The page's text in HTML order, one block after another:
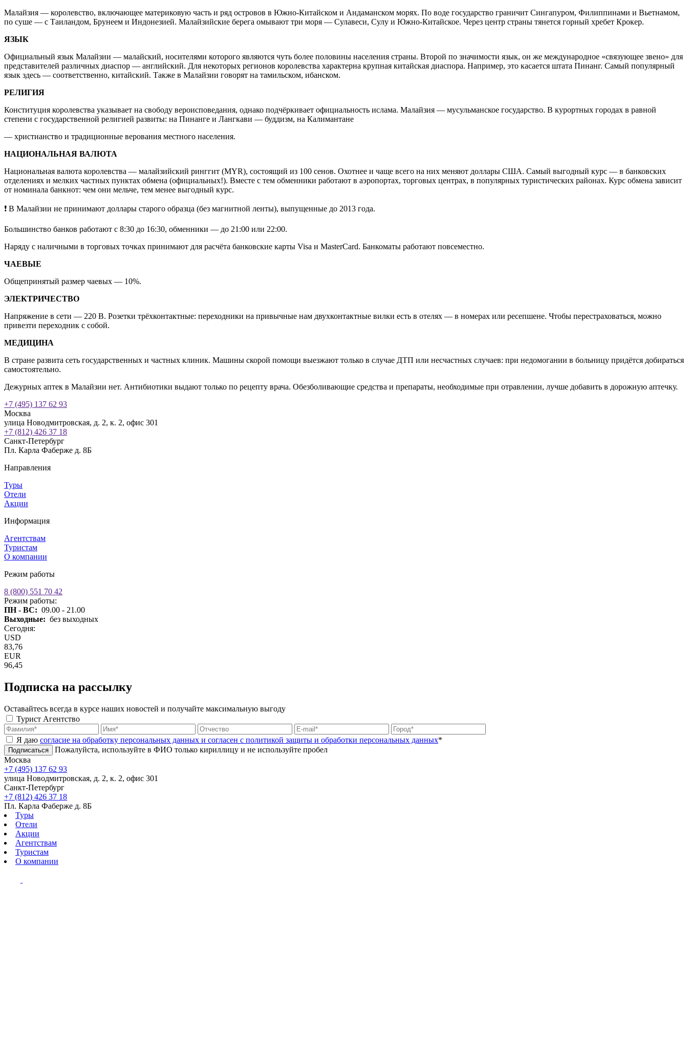
Малайзия — королевство, включающее материковую часть и ряд островов в Южно-Китайском и Андаманском морях. По воде государство граничит Сингапуром, Филиппинами и Вьетнамом,
по суше — с Таиландом, Брунеем и Индонезией. Малайзийские берега омывают три моря — Сулавеси, Сулу и Южно-Китайское. Через центр страны тянется горный хребет Крокер.
ЯЗЫК
Официальный язык Малайзии — малайский, носителями которого являются чуть более половины населения страны. Второй по значимости язык, он же международное «связующее звено» для
представителей различных диаспор — английский. Для некоторых регионов королевства характерна крупная китайская диаспора. Например, это касается штата Пинанг. Самый популярный
язык здесь — соответственно, китайский. Также в Малайзии говорят на тамильском, ибанском.
РЕЛИГИЯ
Конституция королевства указывает на свободу вероисповедания, однако подчёркивает официальность ислама. Малайзия — мусульманское государство. В курортных городах в равной
степени с государственной религией развиты: на Пинанге и Лангкави — буддизм, на Калимантане
— христианство и традиционные верования местного населения.
НАЦИОНАЛЬНАЯ ВАЛЮТА
Национальная валюта королевства — малайзийский ринггит (MYR), состоящий из 100 сенов. Охотнее и чаще всего на них меняют доллары США. Самый выгодный курс — в банковских
отделениях и мелких частных пунктах обмена (официальных!). Вместе с тем обменники работают в аэропортах, торговых центрах, в популярных туристических районах. Курс обмена зависит
от номинала банкнот: чем они мельче, тем менее выгодный курс.
❗ В Малайзии не принимают доллары старого образца (без магнитной ленты), выпущенные до 2013 года.
Большинство банков работают с 8:30 до 16:30, обменники — до 21:00 или 22:00.
Наряду с наличными в торговых точках принимают для расчёта банковские карты Visa и MasterCard. Банкоматы работают повсеместно.
ЧАЕВЫЕ
Общепринятый размер чаевых — 10%.
ЭЛЕКТРИЧЕСТВО
Напряжение в сети — 220 В. Розетки трёхконтактные: переходники на привычные нам двухконтактные вилки есть в отелях — в номерах или ресепшене. Чтобы перестраховаться, можно
привезти переходник с собой.
МЕДИЦИНА
В стране развита сеть государственных и частных клиник. Машины скорой помощи выезжают только в случае ДТП или несчастных случаев: при недомогании в больницу придётся добираться
самостоятельно.
Дежурных аптек в Малайзии нет. Антибиотики выдают только по рецепту врача. Обезболивающие средства и препараты, необходимые при отравлении, лучше добавить в дорожную аптечку.
+7 (495) 137 62 93
Москва
улица Новодмитровская, д. 2, к. 2, офис 301
+7 (812) 426 37 18
Санкт-Петербург
Пл. Карла Фаберже д. 8Б
Направления
Туры
Отели
Акции
Информация
Агентствам
Туристам
О компании
Режим работы
8 (800) 551 70 42
Режим работы:
ПН - ВС: 09.00 - 21.00
Выходные: без выходных
Сегодня:
USD
83,76
EUR
96,45
Подписка на рассылку
Оставайтесь всегда в курсе наших новостей и получайте максимальную выгоду
Турист Агентство
Я даю согласие на обработку персональных данных и согласен с политикой защиты и обработки персональных данных*
Подписаться
Пожалуйста, используйте в ФИО только кириллицу и не используйте пробел
Москва
+7 (495) 137 62 93
улица Новодмитровская, д. 2, к. 2, офис 301
Санкт-Петербург
+7 (812) 426 37 18
Пл. Карла Фаберже д. 8Б
Туры
Отели
Акции
Агентствам
Туристам
О компании